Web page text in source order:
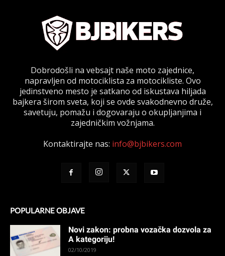
Dobrodošli na vebsajt naše moto zajednice,
napravljen od motociklista za motocikliste. Ovo
jedinstveno mesto je satkano od iskustava hiljada
bajkera širom sveta, koji se ovde svakodnevno druže,
savetuju, pomažu i dogovaraju o okupljanjima i
zajedničkim vožnjama.
Kontaktirajte nas: info@bjbikers.com
POPULARNE OBJAVE
Novi zakon: probna vozačka dozvola za
A kategoriju!
02/10/2019